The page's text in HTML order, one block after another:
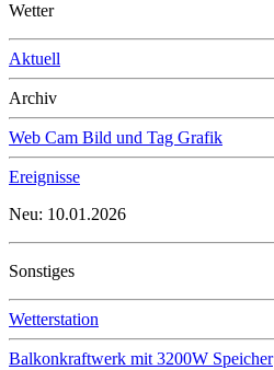
Wetter
Aktuell
Archiv
Web Cam Bild und Tag Grafik
Ereignisse
Neu: 10.01.2026
Sonstiges
Wetterstation
Balkonkraftwerk mit 3200W Speicher